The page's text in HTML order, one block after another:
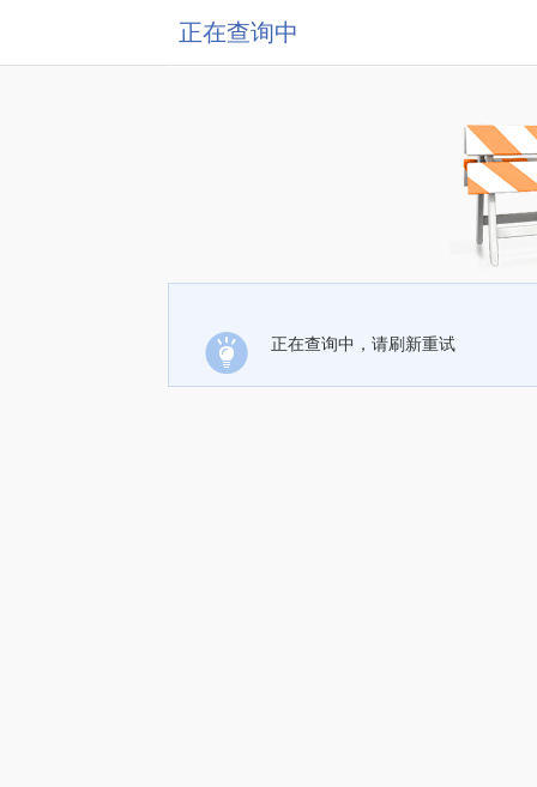
正在查询中
正在查询中，请刷新重试